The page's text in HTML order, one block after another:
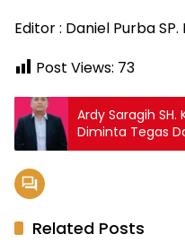
Editor : Daniel Purba SP.
Post Views: 73
Ardy Saragih SH.
Diminta Tegas
Penetapan
Related Posts